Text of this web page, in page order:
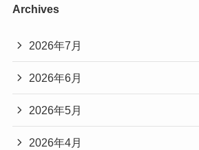
Archives
2026年7月
2026年6月
2026年5月
2026年4月